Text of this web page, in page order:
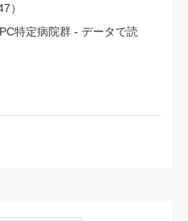
）
特定病院群 - データで読